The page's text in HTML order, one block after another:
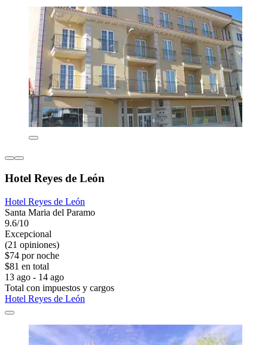
Hotel Reyes de León
Hotel Reyes de León
Santa Maria del Paramo
9.6/10
Excepcional
(21 opiniones)
$74 por noche
$81 en total
13 ago - 14 ago
Total con impuestos y cargos
Hotel Reyes de León